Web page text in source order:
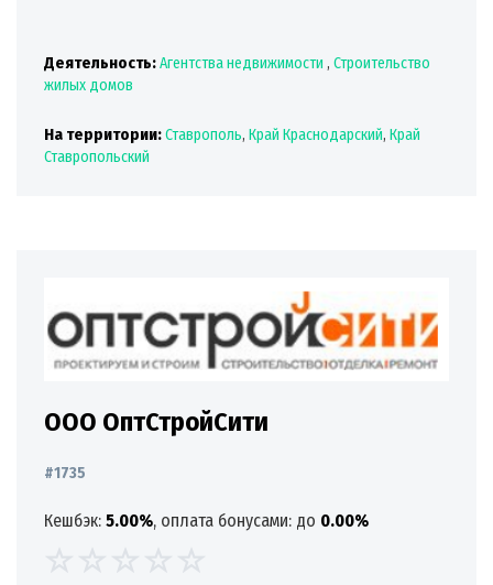
Деятельность:Агентства недвижимости , Строительство
жилых домов
На территории:Ставрополь, Край Краснодарский, Край
Ставропольский
ООО ОптСтройСити
#1735
Кешбэк: 5.00%, оплата бонусами: до 0.00%